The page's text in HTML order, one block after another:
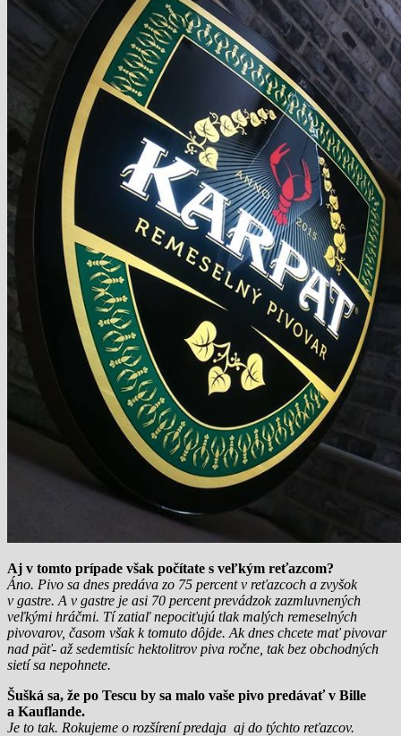
Aj v tomto prípade však počítate s veľkým reťazcom?
Áno. Pivo sa dnes predáva zo 75 percent v reťazcoch a zvyšok
v gastre. A v gastre je asi 70 percent prevádzok zazmluvnených
veľkými hráčmi. Tí zatiaľ nepociťujú tlak malých remeselných
pivovarov, časom však k tomuto dôjde. Ak dnes chcete mať pivovar
nad päť- až sedemtisíc hektolitrov piva ročne, tak bez obchodných
sietí sa nepohnete.
Šušká sa, že po Tescu by sa malo vaše pivo predávať v Bille
a Kauflande.
Je to tak. Rokujeme o rozšírení predaja aj do týchto reťazcov.